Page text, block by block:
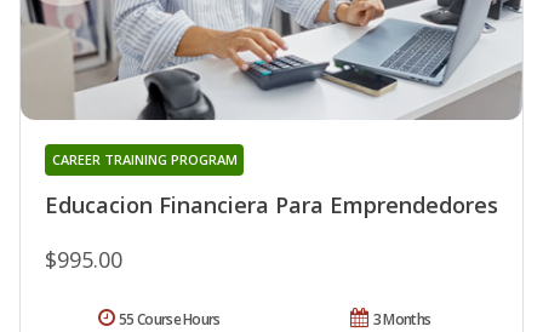
Educacion Financiera Para Emprendedores
CAREER TRAINING PROGRAM
$995.00
3 Months
55 Course Hours